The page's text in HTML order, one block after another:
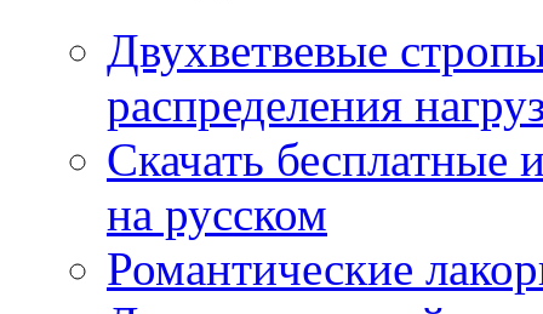
Двухветвевые
распределения
Скачать
на русском
Романтические